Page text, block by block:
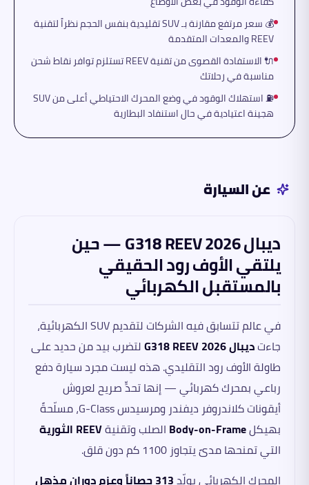
💰 سعر مرتفع مقارنة بـ SUV تقليدية بنفس الحجم نظراً لتقنية
REEV والمعدات المتقدمة
🔌 الاستفادة القصوى من تقنية REEV تستلزم توافر نقاط شحن
مناسبة في رحلاتك
⛽ استهلاك الوقود في وضع المحرك الاحتياطي أعلى من SUV
هجينة اعتيادية في حال استنفاد البطارية
عن السيارة
ديبال G318 REEV 2026 — حين
يلتقي الأوف رود الحقيقي
بالمستقبل الكهربائي
في عالم تتسابق فيه الشركات لتقديم SUV الكهربائية،
جاءتديبال G318 REEV 2026
لتضرب بيد من حديد على
طاولة الأوف رود التقليدي. هذه ليست مجرد سيارة دفع
رباعي بمحرك كهربائي — إنها تحدٍّ صريح لعروش
أيقونات كلاندروفر ديفندر ومرسيدس G-Class، مسلّحةً
بهيكلBody-on-Frame الصلب وتقنيةREEV الثورية
التي تمنحها مدىً يتجاوز 1100 كم دون قلق.
المحرك الكهربائي يولّد
313 حصاناً وعزم دوران مذهل